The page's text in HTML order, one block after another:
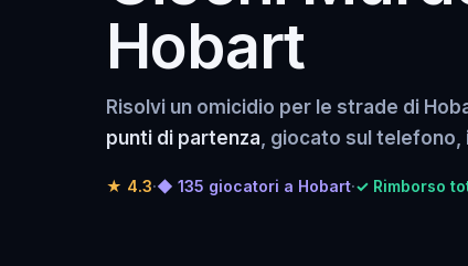
Hobart
Risolvi un omicidio per le strade di
punti di partenza, giocato sul telefono,
★ 4.3·◆ 135 giocatori a Hobart·✓ Rimborso